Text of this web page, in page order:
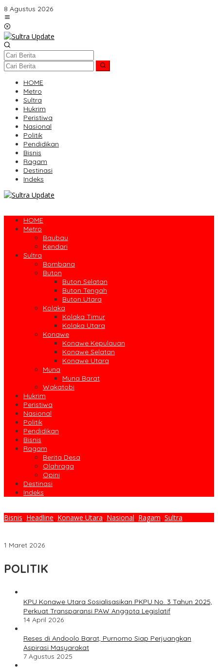
Lewati
ke
konten
8 Agustus 2026
HOME
Metro
Sultra
Hukrim
Peristiwa
Nasional
Politik
Pendidikan
Bisnis
Ragam
Destinasi
Indeks
HOME
Metro
Baubau
Kendari
Sultra
Bombana
Buton
Buton Selatan
Buton Tengah
Buton Utara
Kolaka
Kolaka Timur
Kolaka Utara
Konawe
Konawe Kepulauan
Konawe Selatan
Konawe Utara
Muna
Muna Barat
Wakatobi
Hukrim
Peristiwa
Nasional
Politik
Pendidikan
Bisnis
Ragam
Berita Desa
Olahraga
Opini
Destinasi
Indeks
Bisnis, Headline, Konawe Utara, Nasional, Ragam, Sultra
1 Maret 2026
POLITIK
KPU Konawe Utara Sosialisasikan PKPU No. 3 Tahun 2025,
Perkuat Transparansi PAW Anggota Legislatif
14 April 2026
Reses di Andoolo Barat, Purnomo Siap Perjuangkan
Aspirasi Masyarakat
7 Agustus 2025